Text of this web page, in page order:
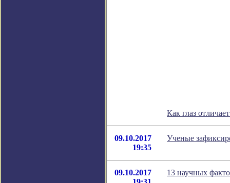
Как глаз
09.10.2017
19:35
Ученые
09.10.2017
13 научных